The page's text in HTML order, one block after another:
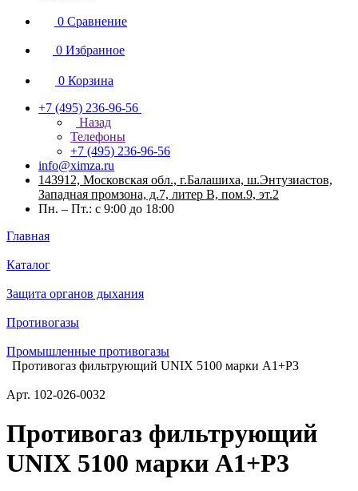
0 Сравнение
0 Избранное
0 Корзина
+7 (495) 236-96-56
Назад
Телефоны
+7 (495) 236-96-56
info@ximza.ru
143912, Московская обл., г.Балашиха, ш.Энтузиастов,
Западная промзона, д.7, литер В, пом.9, эт.2
Пн. – Пт.: с 9:00 до 18:00
Главная
Каталог
Защита органов дыхания
Противогазы
Промышленные противогазы
Противогаз фильтрующий UNIX 5100 марки А1+Р3
Арт. 102-026-0032
Противогаз фильтрующий
UNIX 5100 марки А1+Р3